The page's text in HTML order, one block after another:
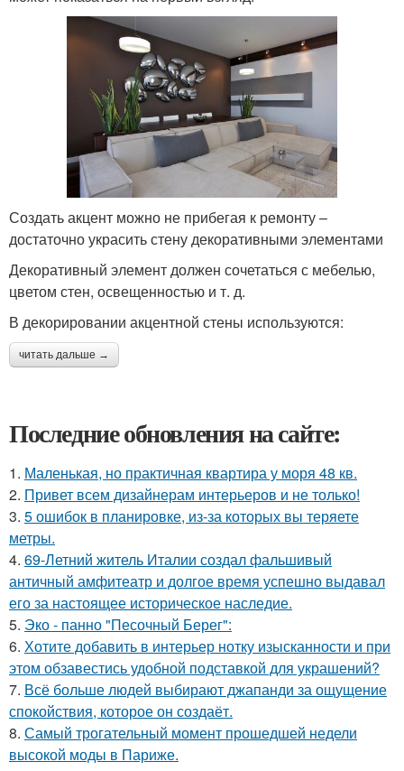
Создать акцент можно не прибегая к ремонту –
достаточно украсить стену декоративными элементами
Декоративный элемент должен сочетаться с мебелью,
цветом стен, освещенностью и т. д.
В декорировании акцентной стены используются:
читать дальше →
Последние обновления на сайте:
1. Маленькая, но практичная квартира у моря 48 кв.
2. Привет всем дизайнерам интерьеров и не только!
3. 5 ошибок в планировке, из-за которых вы теряете
метры.
4. 69-Летний житель Италии создал фальшивый
античный амфитеатр и долгое время успешно выдавал
его за настоящее историческое наследие.
5. Эко - панно "Песочный Берег":
6. Хотите добавить в интерьер нотку изысканности и при
этом обзавестись удобной подставкой для украшений?
7. Всё больше людей выбирают джапанди за ощущение
спокойствия, которое он создаёт.
8. Самый трогательный момент прошедшей недели
высокой моды в Париже.